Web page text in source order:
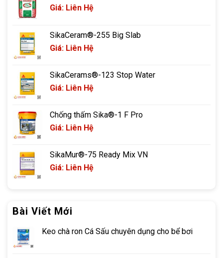
Giá: Liên Hệ
SikaCeram®-255 Big Slab
Giá: Liên Hệ
SikaCerams®-123 Stop Water
Giá: Liên Hệ
Chống thấm Sika®-1 F Pro
Giá: Liên Hệ
SikaMur®-75 Ready Mix VN
Giá: Liên Hệ
Bài Viết Mới
Keo chà ron Cá Sấu chuyên dụng cho bể bơi